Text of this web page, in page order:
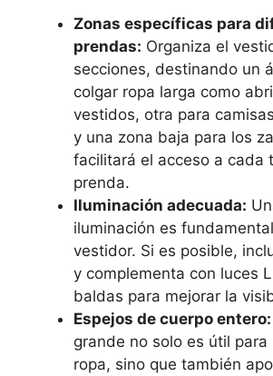
Zonas específicas para
prendas: Organiza el
secciones, destinando un
colgar ropa larga como
vestidos, otra para
y una zona baja para los
facilitará el acceso a cada
prenda.
Iluminación adecuada:
iluminación es
vestidor. Si es posible,
y complementa con luces
baldas para mejorar la
Espejos de cuerpo entero:
grande no solo es útil
ropa, sino que también